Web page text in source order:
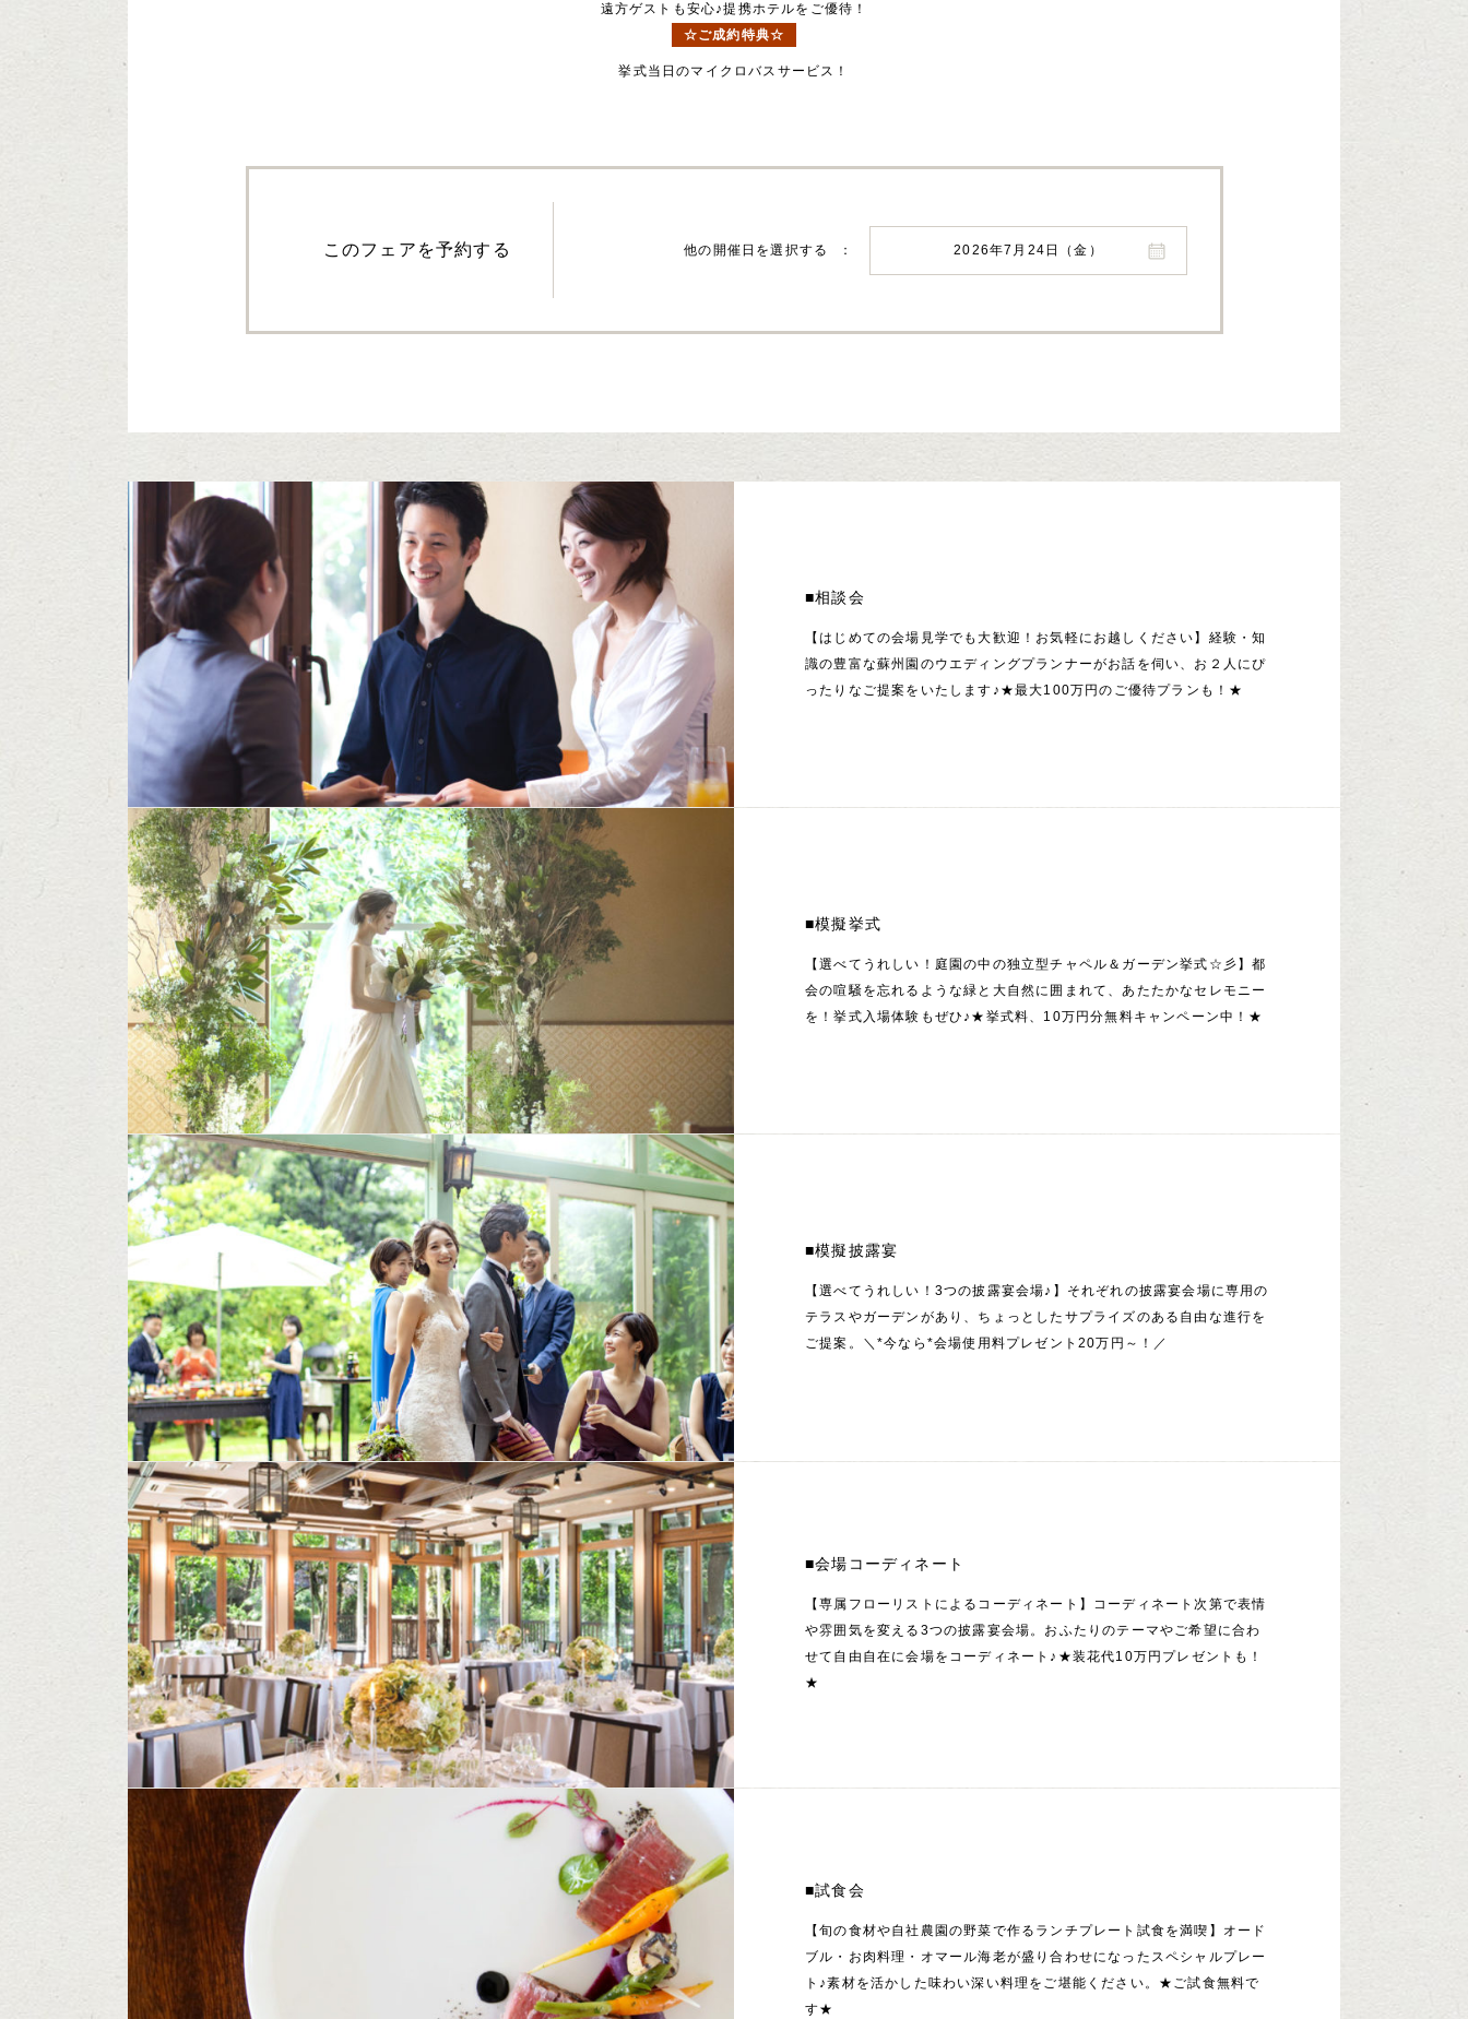
遠方ゲストも安心♪提携ホテルをご優待！
☆ご成約特典☆
挙式当日のマイクロバスサービス！
このフェアを予約する 他の開催日を選択する 2026年7月24日（金）
■相談会
【はじめての会場見学でも大歓迎！お気軽にお越しください】経験・知
識の豊富な蘇州園のウエディングプランナーがお話を伺い、お２人にぴ
ったりなご提案をいたします♪★最大100万円のご優待プランも！★
■模擬挙式
【選べてうれしい！庭園の中の独立型チャペル＆ガーデン挙式☆彡】都
会の喧騒を忘れるような緑と大自然に囲まれて、あたたかなセレモニー
を！挙式入場体験もぜひ♪★挙式料、10万円分無料キャンペーン中！★
■模擬披露宴
【選べてうれしい！3つの披露宴会場♪】それぞれの披露宴会場に専用の
テラスやガーデンがあり、ちょっとしたサプライズのある自由な進行を
ご提案。＼*今なら*会場使用料プレゼント20万円～！／
■会場コーディネート
【専属フローリストによるコーディネート】コーディネート次第で表情
や雰囲気を変える3つの披露宴会場。おふたりのテーマやご希望に合わ
せて自由自在に会場をコーディネート♪★装花代10万円プレゼントも！
★
■試食会
【旬の食材や自社農園の野菜で作るランチプレート試食を満喫】オード
ブル・お肉料理・オマール海老が盛り合わせになったスペシャルプレー
ト♪素材を活かした味わい深い料理をご堪能ください。★ご試食無料で
す★